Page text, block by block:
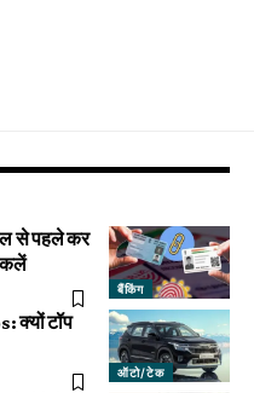
बैंकिंग
से पहले कर
ऑटो/टेक
क्यों टॉप